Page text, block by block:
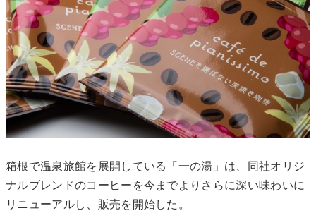
箱根で温泉旅館を展開している「一の湯」は、同社オリジ
ナルブレンドのコーヒーを今までよりさらに深い味わいに
リニューアルし、販売を開始した。